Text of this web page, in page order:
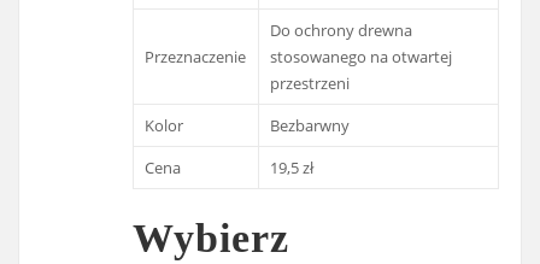
Przeznaczenie
Do ochrony drewna
stosowanego na otwartej
przestrzeni
Kolor
Bezbarwny
Cena
19,5 zł
Wybierz